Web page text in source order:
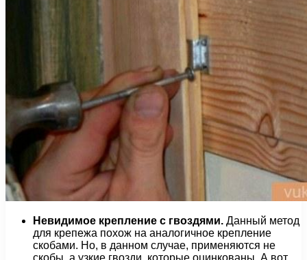
Невидимое крепление с гвоздями. Данный метод
для крепежа похож на аналогичное крепление
скобами. Но, в данном случае, применяются не
скобы, а узкие гвозди, которые оцинкованы. А вот